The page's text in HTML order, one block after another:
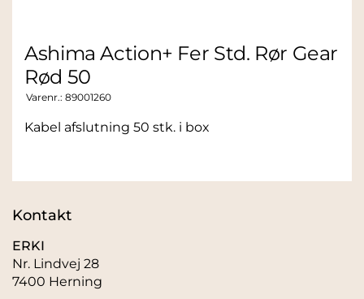
Ashima Action+ Fer Std. Rør Gear
Rød 50
Varenr.: 89001260
Kabel afslutning 50 stk. i box
Kontakt
ERKI
Nr. Lindvej 28
7400 Herning